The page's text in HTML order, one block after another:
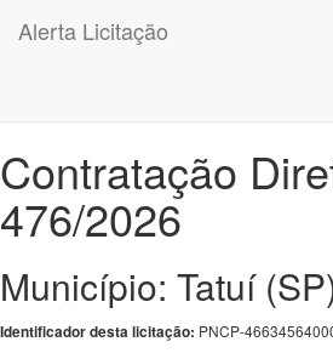
Alerta Licitação
Contratação
476/2026
Município: Tatuí
Identificador desta licitação: PNCP-